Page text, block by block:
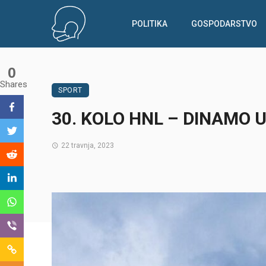
POLITIKA GOSPODARSTVO
SPORT
30. KOLO HNL – DINAMO
22 travnja, 2023
0
Shares